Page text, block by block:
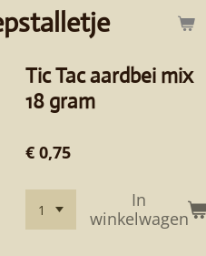
Tic Tac aardbei mix
18 gram
€ 0,75
In
winkelwagen